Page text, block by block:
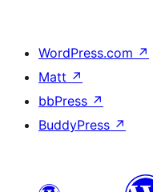
WordPress.com ↗
Matt ↗
bbPress ↗
BuddyPress ↗